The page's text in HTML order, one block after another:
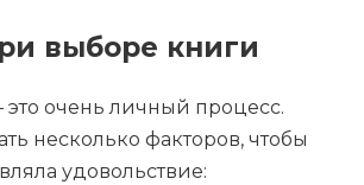
выборе книги
это очень личный процесс.
несколько факторов, чтобы
удовольствие: